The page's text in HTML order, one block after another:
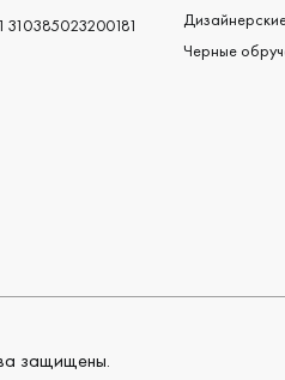
Whatsapp
в Telegram
Черные
защищены.